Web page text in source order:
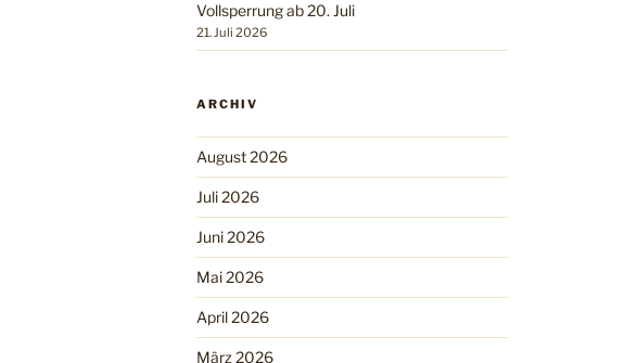
Vollsperrung ab 20. Juli
21. Juli 2026
ARCHIV
August 2026
Juli 2026
Juni 2026
Mai 2026
April 2026
März 2026